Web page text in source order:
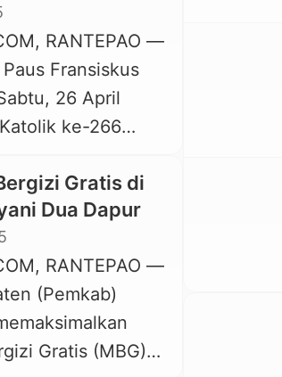
Kantor
5 Mei 2025.
Frederik Victor
Andrew
RANTEPAO —
Fransiskus
26 April
ke-266
21 April 2025.
Paus Fransiskus
jenazah
(kediaman Paus
Basilika Santo
23 April 2025.
Gratis di
Dua Dapur
RANTEPAO —
(Pemkab)
Gratis (MBG)